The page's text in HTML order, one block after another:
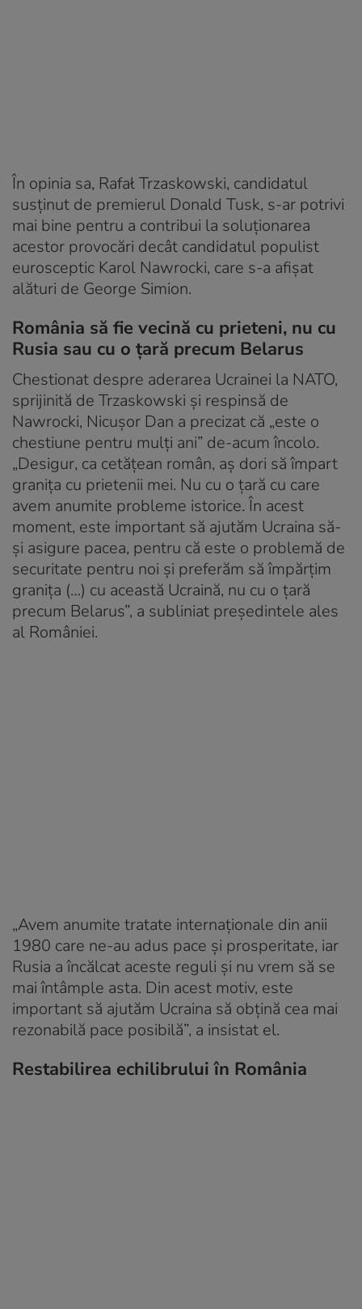
În opinia sa, Rafał Trzaskowski, candidatul
susținut de premierul Donald Tusk, s-ar potrivi
mai bine pentru a contribui la soluționarea
acestor provocări decât candidatul populist
eurosceptic Karol Nawrocki, care s-a afișat
alături de George Simion.
România să fie vecină cu prieteni, nu cu
Rusia sau cu o țară precum Belarus
Chestionat despre aderarea Ucrainei la NATO,
sprijinită de Trzaskowski și respinsă de
Nawrocki, Nicușor Dan a precizat că „este o
chestiune pentru mulți ani” de-acum încolo.
„Desigur, ca cetățean român, aș dori să împart
granița cu prietenii mei. Nu cu o țară cu care
avem anumite probleme istorice. În acest
moment, este important să ajutăm Ucraina să-
și asigure pacea, pentru că este o problemă de
securitate pentru noi și preferăm să împărțim
granița (…) cu această Ucraină, nu cu o țară
precum Belarus”, a subliniat președintele ales
al României.
„Avem anumite tratate internaționale din anii
1980 care ne-au adus pace și prosperitate, iar
Rusia a încălcat aceste reguli și nu vrem să se
mai întâmple asta. Din acest motiv, este
important să ajutăm Ucraina să obțină cea mai
rezonabilă pace posibilă”, a insistat el.
Restabilirea echilibrului în România